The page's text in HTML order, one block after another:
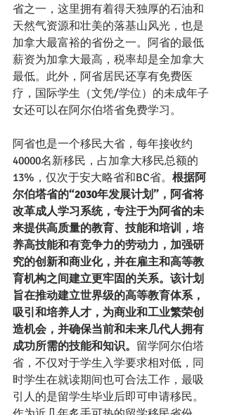
省之一，这里拥有着得天独厚的石油和
天然气资源和壮美的落基山风光，也是
加拿大最富裕的省份之一。阿省的最低
薪资为加拿大最高，税率却是全加拿大
最低。此外，阿省居民还享有免费医
疗，国际学生（文凭/学位）的未成年子
女还可以在阿尔伯塔省免费学习。
阿省也是一个移民大省，每年接收约
40000名新移民，占加拿大移民总额的
13%，仅次于安大略省和BC省。 根据阿
尔伯塔省的“2030年发展计划”，阿省将
改革成人学习系统，专注于为阿省的未
来提供高质量的教育、技能和培训，培
养高技能和有竞争力的劳动力，加强研
究的创新和商业化，并在雇主和高等教
育机构之间建立更牢固的关系。该计划
旨在推动建立世界级的高等教育体系，
吸引和培养人才，为商业和工业繁荣创
造机会，并确保当前和未来几代人拥有
成功所需的技能和知识。 留学阿尔伯塔
省，不仅对于学生入学要求相对低，同
时学生在就读期间也可合法工作，最吸
引人的是留学生毕业后即可申请移民。